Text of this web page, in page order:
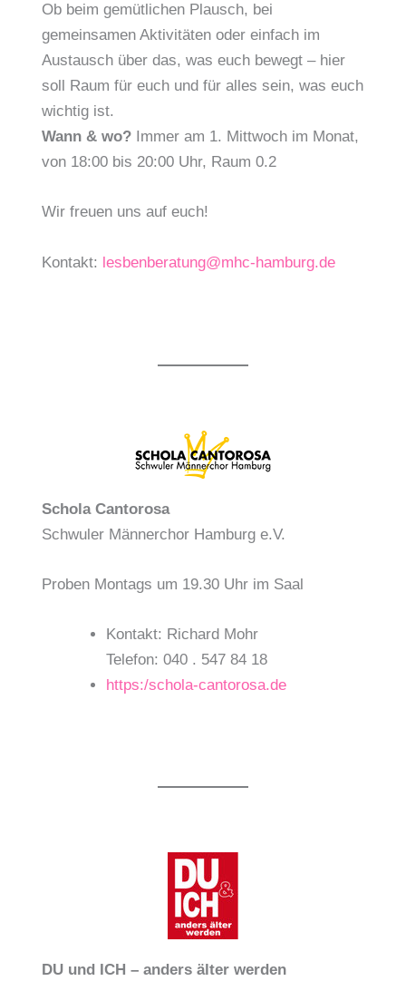
Ob beim gemütlichen Plausch, bei
gemeinsamen Aktivitäten oder einfach im
Austausch über das, was euch bewegt – hier
soll Raum für euch und für alles sein, was euch
wichtig ist.
Wann & wo?Immer am 1. Mittwoch im Monat,
von 18:00 bis 20:00 Uhr, Raum 0.2
Wir freuen uns auf euch!
Kontakt: lesbenberatung@mhc-hamburg.de
Schola Cantorosa
Schwuler Männerchor Hamburg e.V.
Proben Montags um 19.30 Uhr im Saal
Kontakt: Richard Mohr
Telefon: 040 . 547 84 18
https:/schola-cantorosa.de
DU und ICH – anders älter werden